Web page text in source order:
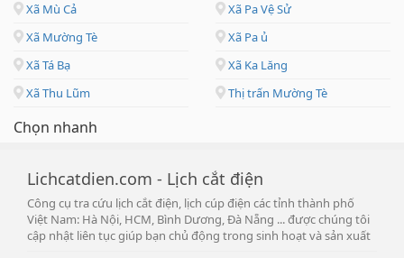
Xã Mù Cả
Xã Pa Vệ Sử
Xã Mường Tè
Xã Pa ủ
Xã Tá Bạ
Xã Ka Lăng
Xã Thu Lũm
Thị trấn Mường Tè
Chọn nhanh
Lichcatdien.com - Lịch cắt điện
Công cụ tra cứu lịch cắt điện, lịch cúp điện các tỉnh thành phố
Việt Nam: Hà Nội, HCM, Bình Dương, Đà Nẵng ... được chúng tôi
cập nhật liên tục giúp bạn chủ động trong sinh hoạt và sản xuất